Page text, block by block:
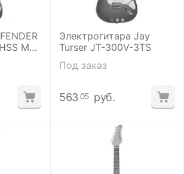
MN
Электрогитара Jay
Turser JT-300V-3TS
Под заказ
563 05 руб.